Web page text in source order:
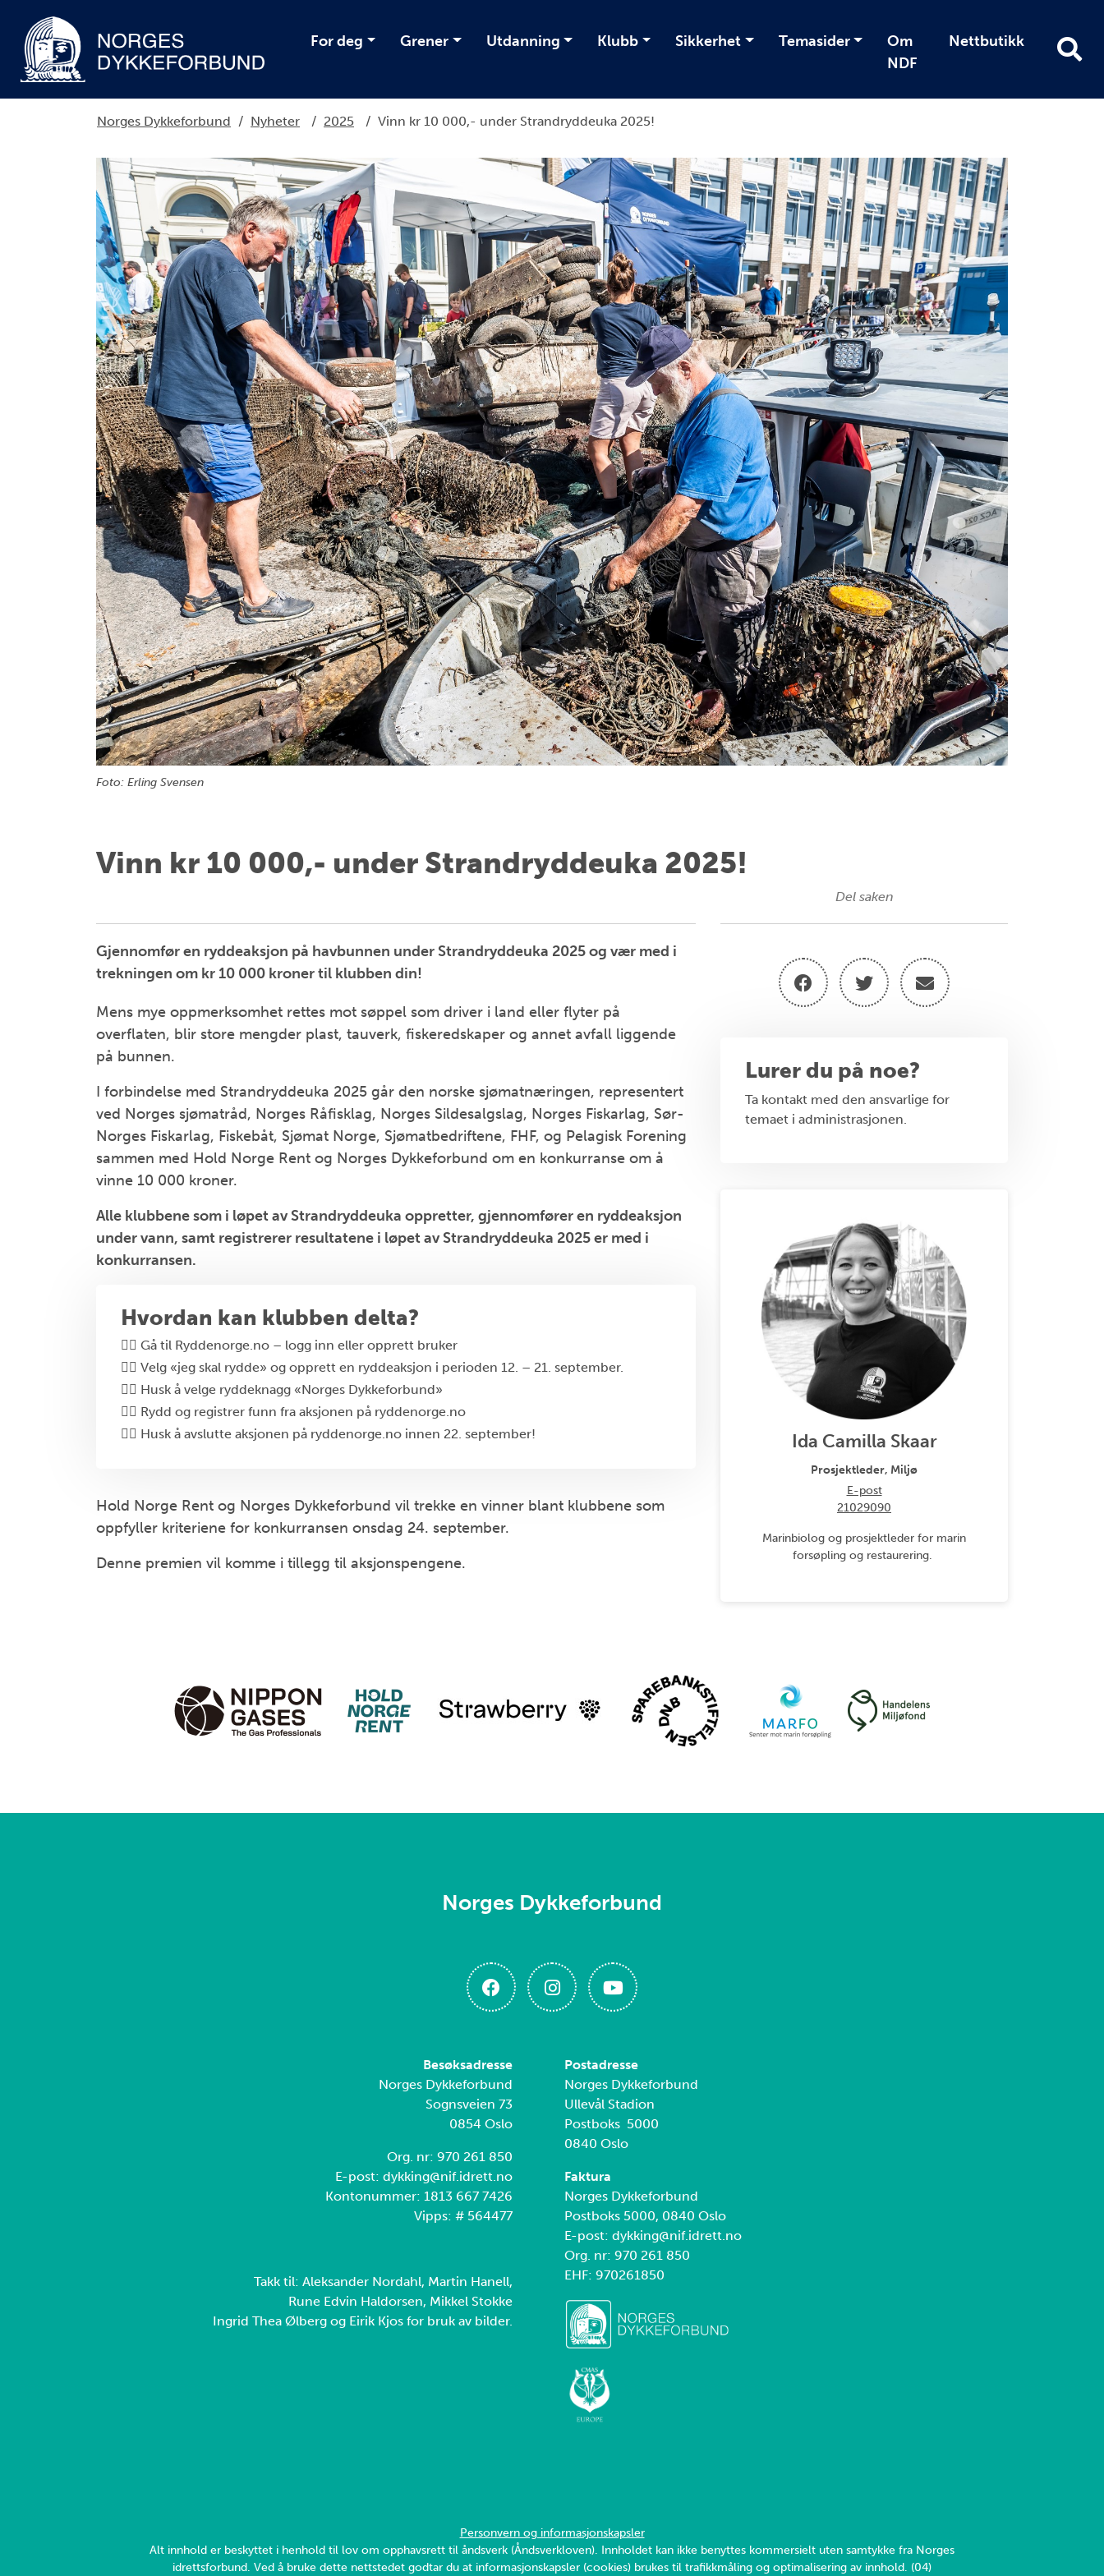
For deg Grener Utdanning Klubb Sikkerhet Temasider
Om
NDF
Nettbutikk
Norges Dykkeforbund / Nyheter / 2025 / Vinn kr 10 000,- under Strandryddeuka 2025!
Foto: Erling Svensen
Vinn kr 10 000,- under Strandryddeuka 2025!
Gjennomfør en ryddeaksjon på havbunnen under Strandryddeuka 2025 og vær med i
trekningen om kr 10 000 kroner til klubben din!
Mens mye oppmerksomhet rettes mot søppel som driver i land eller flyter på
overflaten, blir store mengder plast, tauverk, fiskeredskaper og annet avfall liggende
på bunnen.
I forbindelse med Strandryddeuka 2025 går den norske sjømatnæringen, representert
ved Norges sjømatråd, Norges Råfisklag, Norges Sildesalgslag, Norges Fiskarlag, Sør-
Norges Fiskarlag, Fiskebåt, Sjømat Norge, Sjømatbedriftene, FHF, og Pelagisk Forening
sammen med Hold Norge Rent og Norges Dykkeforbund om en konkurranse om å
vinne 10 000 kroner.
Alle klubbene som i løpet av Strandryddeuka oppretter, gjennomfører en ryddeaksjon
under vann, samt registrerer resultatene i løpet av Strandryddeuka 2025 er med i
konkurransen.
Hvordan kan klubben delta?
👉🏻 Gå til Ryddenorge.no – logg inn eller opprett bruker
👉🏻 Velg «jeg skal rydde» og opprett en ryddeaksjon i perioden 12. – 21. september.
👉🏻 Husk å velge ryddeknagg «Norges Dykkeforbund»
👉🏻 Rydd og registrer funn fra aksjonen på ryddenorge.no
👉🏻 Husk å avslutte aksjonen på ryddenorge.no innen 22. september!
Hold Norge Rent og Norges Dykkeforbund vil trekke en vinner blant klubbene som
oppfyller kriteriene for konkurransen onsdag 24. september.
Denne premien vil komme i tillegg til aksjonspengene.
Del saken
Lurer du på noe?
Ta kontakt med den ansvarlige for
temaet i administrasjonen.
Ida Camilla Skaar
Prosjektleder, Miljø
E-post
21029090
Marinbiolog og prosjektleder for marin
forsøpling og restaurering.
Norges Dykkeforbund
Besøksadresse
Norges Dykkeforbund
Sognsveien 73
0854 Oslo
Org. nr: 970 261 850
E-post: dykking@nif.idrett.no
Kontonummer: 1813 667 7426
Vipps: # 564477
Takk til: Aleksander Nordahl, Martin Hanell,
Rune Edvin Haldorsen, Mikkel Stokke
Ingrid Thea Ølberg og Eirik Kjos for bruk av bilder.
Postadresse
Norges Dykkeforbund
Ullevål Stadion
Postboks 5000
0840 Oslo
Faktura
Norges Dykkeforbund
Postboks 5000, 0840 Oslo
E-post: dykking@nif.idrett.no
Org. nr: 970 261 850
EHF: 970261850
Personvern og informasjonskapsler
Alt innhold er beskyttet i henhold til lov om opphavsrett til åndsverk (Åndsverkloven). Innholdet kan ikke benyttes kommersielt uten samtykke fra Norges
idrettsforbund. Ved å bruke dette nettstedet godtar du at informasjonskapsler (cookies) brukes til trafikkmåling og optimalisering av innhold. (04)